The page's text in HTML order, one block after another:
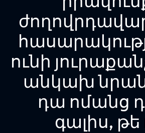
ունի
անկախ
դա ոմանց
գալիս, թե